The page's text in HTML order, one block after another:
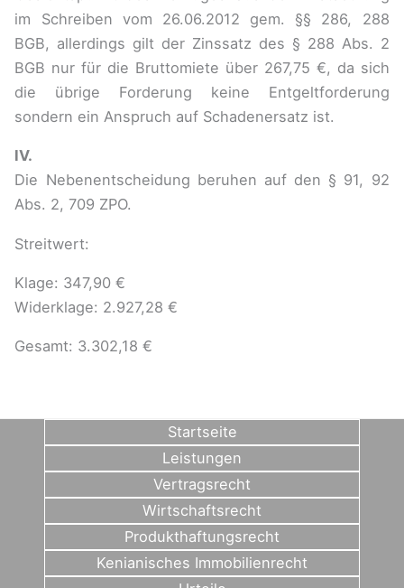
im Schreiben vom 26.06.2012 gem. §§ 286, 288
BGB, allerdings gilt der Zinssatz des § 288 Abs. 2
BGB nur für die Bruttomiete über 267,75 €, da sich
die übrige Forderung keine Entgeltforderung
sondern ein Anspruch auf Schadenersatz ist.
IV.
Die Nebenentscheidung beruhen auf den § 91, 92
Abs. 2, 709 ZPO.
Streitwert:
Klage: 347,90 €
Widerklage: 2.927,28 €
Gesamt: 3.302,18 €
Startseite
Leistungen
Vertragsrecht
Wirtschaftsrecht
Produkthaftungsrecht
Kenianisches Immobilienrecht